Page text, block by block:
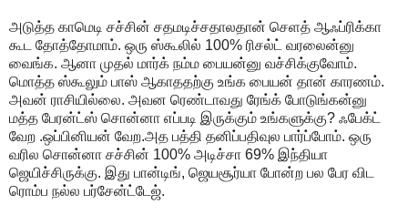
அடுத்த‌ காமெடி ச‌ச்சின் ச‌த‌ம‌டிச்ச‌தால‌தான் செள‌த் ஆஃப்ரிக்கா
கூட‌ தோத்தோமாம். ஒரு ஸ்கூலில் 100% ரிச‌ல்ட் வ‌ர‌லைன்னு
வைங்க‌. ஆனா முத‌ல் மார்க் ந‌ம்ம‌ பைய‌ன்னு வ‌ச்சிக்குவோம்.
மொத்த‌ ஸ்கூலும் பாஸ் ஆகாத‌த‌ற்கு உங்க‌ பைய‌ன் தான் கார‌ண‌ம்.
அவ‌ன் ராசியில்லை. அவ‌ன ரெண்டாவ‌து ரேங்க் போடுங்க‌ன்னு
ம‌த்த‌ பேர‌ன்ட்ஸ் சொன்னா எப்ப‌டி இருக்கும் உங்க‌ளுக்கு? ஃபேக்ட்
வேற‌ .ஒப்பினிய‌ன் வேற‌.அத‌ ப‌த்தி த‌னிப்ப‌திவுல‌ பார்ப்போம். ஒரு
வ‌ரில‌ சொன்னா ச‌ச்சின் 100% அடிச்சா 69% இந்தியா
ஜெயிச்சிருக்கு. இது பான்டிங், ஜெய‌சூர்யா போன்ற‌ ப‌ல‌ பேர‌ விட‌
ரொம்ப‌ ந‌ல்ல‌ ப‌ர்சேன்ட்டேஜ்.